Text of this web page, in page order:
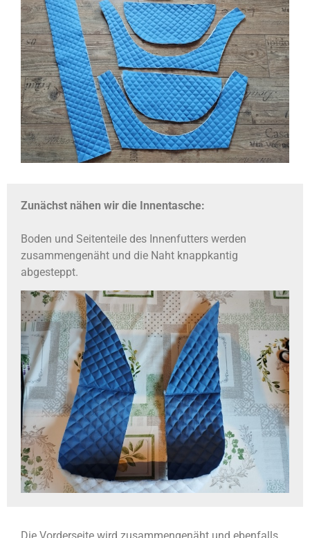
Zunächst nähen wir die Innentasche:
Boden und Seitenteile des Innenfutters werden
zusammengenäht und die Naht knappkantig
abgesteppt.